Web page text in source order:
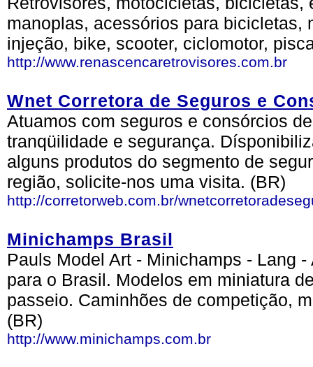
manoplas, acessórios para bicicletas,
injeção, bike, scooter, ciclomotor,
http://www.renascencaretrovisores.com.br
Wnet Corretora de Seguros e
Atuamos com seguros e consórcios
tranqüilidade e segurança.
alguns produtos do segmento de
região, solicite-nos uma visita. (BR)
http://corretorweb.com.br/
Minichamps Brasil
Pauls Model Art - Minichamps - Lang
para o Brasil. Modelos em miniatura
passeio. Caminhões de competição,
(BR)
http://www.minichamps.com.br